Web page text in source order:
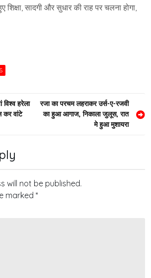
शिक्षा, सादगी और सुधार की राह पर चलना होगा,
विश्व हरेला
कर वांटे
रजा का परचम लहराकर उर्स-ए-रजवी
का हुआ आगाज, निकाला जुलूस, रात
मे हुआ मुशायरा
will not be published.
marked *